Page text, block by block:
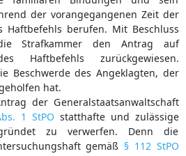
der vorangegangenen Zeit der
Haftbefehls berufen. Mit Beschluss
Strafkammer den Antrag auf
Haftbefehls zurückgewiesen.
Beschwerde des Angeklagten, der
hat.
der Generalstaatsanwaltschaft
1 StPO statthafte und zulässige
zu verwerfen. Denn die
gemäß § 112 StPO